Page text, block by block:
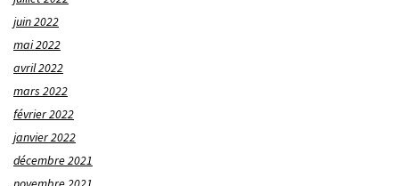
juin 2022
mai 2022
avril 2022
mars 2022
février 2022
janvier 2022
décembre 2021